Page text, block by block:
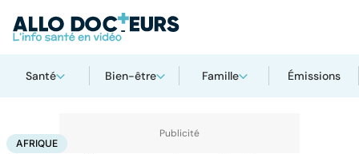
Santé Bien-être Famille Émissions
AccueilSanté Maladies infectieuses
AFRIQUE